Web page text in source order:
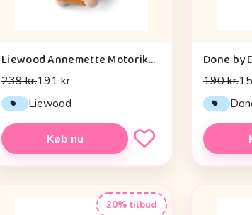
Liewood Annemette Motorikbold - Mustard Multi Mix
239 kr.191 kr.
Liewood
Køb nu
190 kr.
20% tilbud